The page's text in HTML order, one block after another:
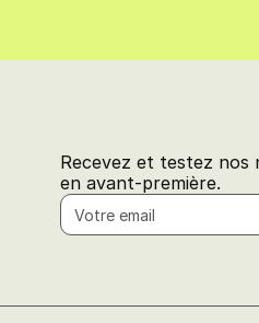
Recevez et testez nos
en avant-première.